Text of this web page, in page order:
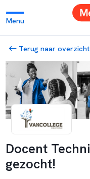
Menu
Terug naar overzicht
Docent
gezocht!